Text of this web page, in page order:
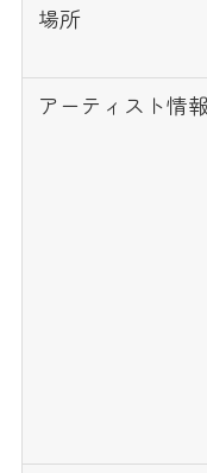
場所
アーティスト情報